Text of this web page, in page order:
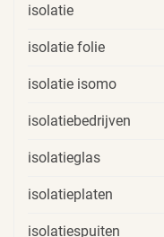
isolatie
isolatie folie
isolatie isomo
isolatiebedrijven
isolatieglas
isolatieplaten
isolatiespuiten